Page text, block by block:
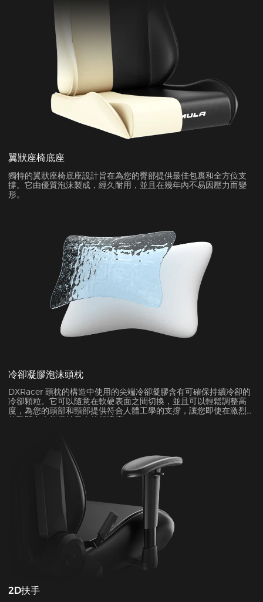
翼狀座椅底座
獨特的翼狀座椅底座設計旨在為您的臀部提供最佳包裹和全方位支
撐。它由優質泡沫製成，經久耐用，並且在幾年內不易因壓力而變
形。
冷卻凝膠泡沫頭枕
DXRacer 頭枕的構造中使用的尖端冷卻凝膠含有可確保持續冷卻的
冷卻顆粒。它可以隨意在軟硬表面之間切換，並且可以輕鬆調整高
度，為您的頭部和頸部提供符合人體工學的支撐，讓您即使在激烈
的戰鬥中也能保持最大的舒適度。
2D扶手